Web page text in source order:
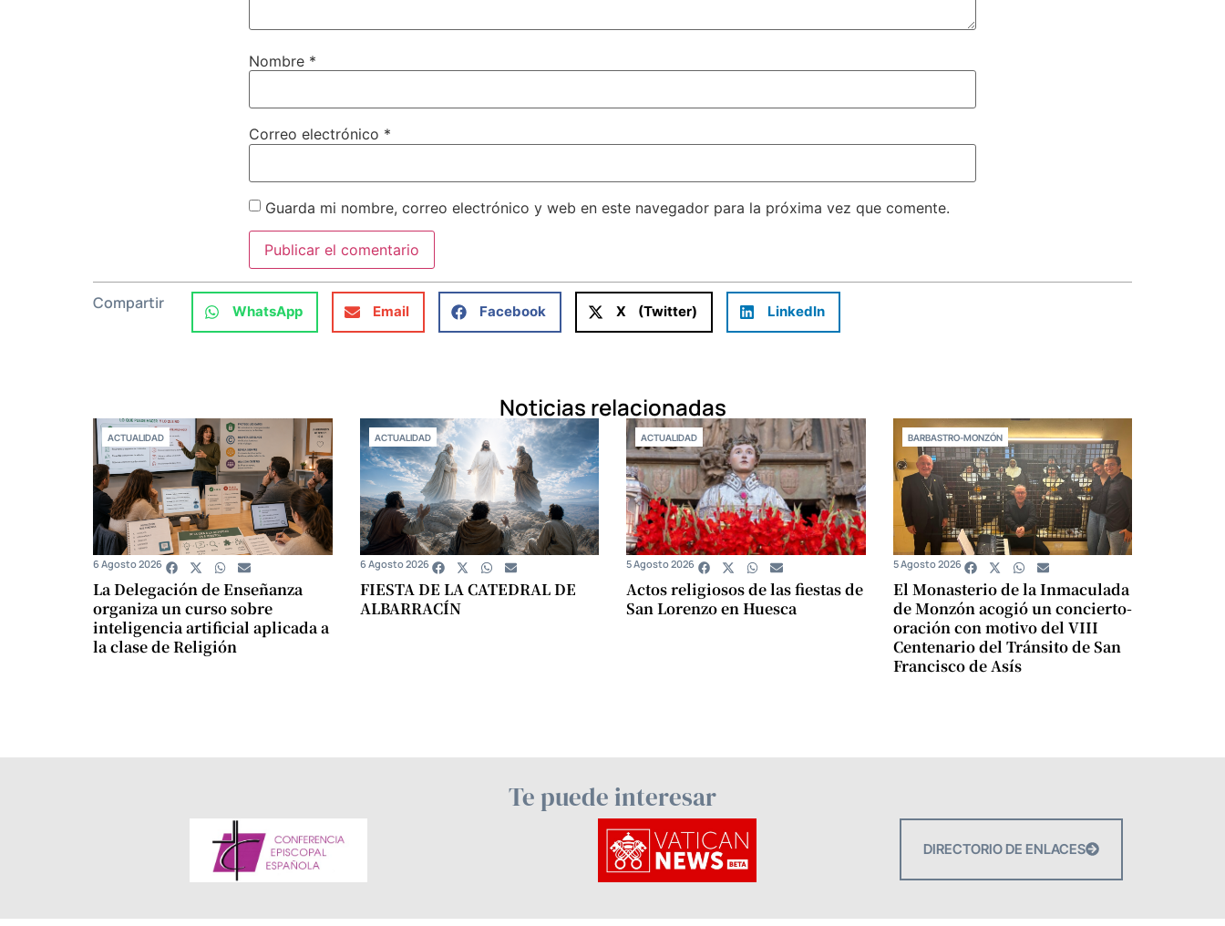
Nombre *
Correo electrónico *
Guarda mi nombre, correo electrónico y web en este navegador para la próxima vez que comente.
Compartir WhatsApp Email Facebook X (Twitter) LinkedIn
Noticias relacionadas
ACTUALIDAD
La Delegación de Enseñanza
organiza un curso sobre
inteligencia artificial aplicada a
la clase de Religión
6 Agosto 2026
ACTUALIDAD
FIESTA DE LA CATEDRAL DE
ALBARRACÍN
6 Agosto 2026
ACTUALIDAD
Actos religiosos de las fiestas de
San Lorenzo en Huesca
5 Agosto 2026
BARBASTRO-MONZÓN
El Monasterio de la Inmaculada
de Monzón acogió un concierto-
oración con motivo del VIII
Centenario del Tránsito de San
Francisco de Asís
5 Agosto 2026
Te puede interesar
DIRECTORIO DE ENLACES